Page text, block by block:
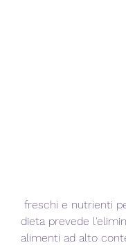
dieta prevede
alimenti ad alto